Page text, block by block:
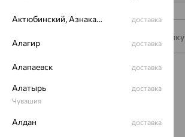
Подписаться на рассылку
Акции
Доставка
Актюбинский, Азнакаевский район доставка
Алагир доставка
Алапаевск доставка
Алатырь
Чувашия
доставка
Алдан доставка